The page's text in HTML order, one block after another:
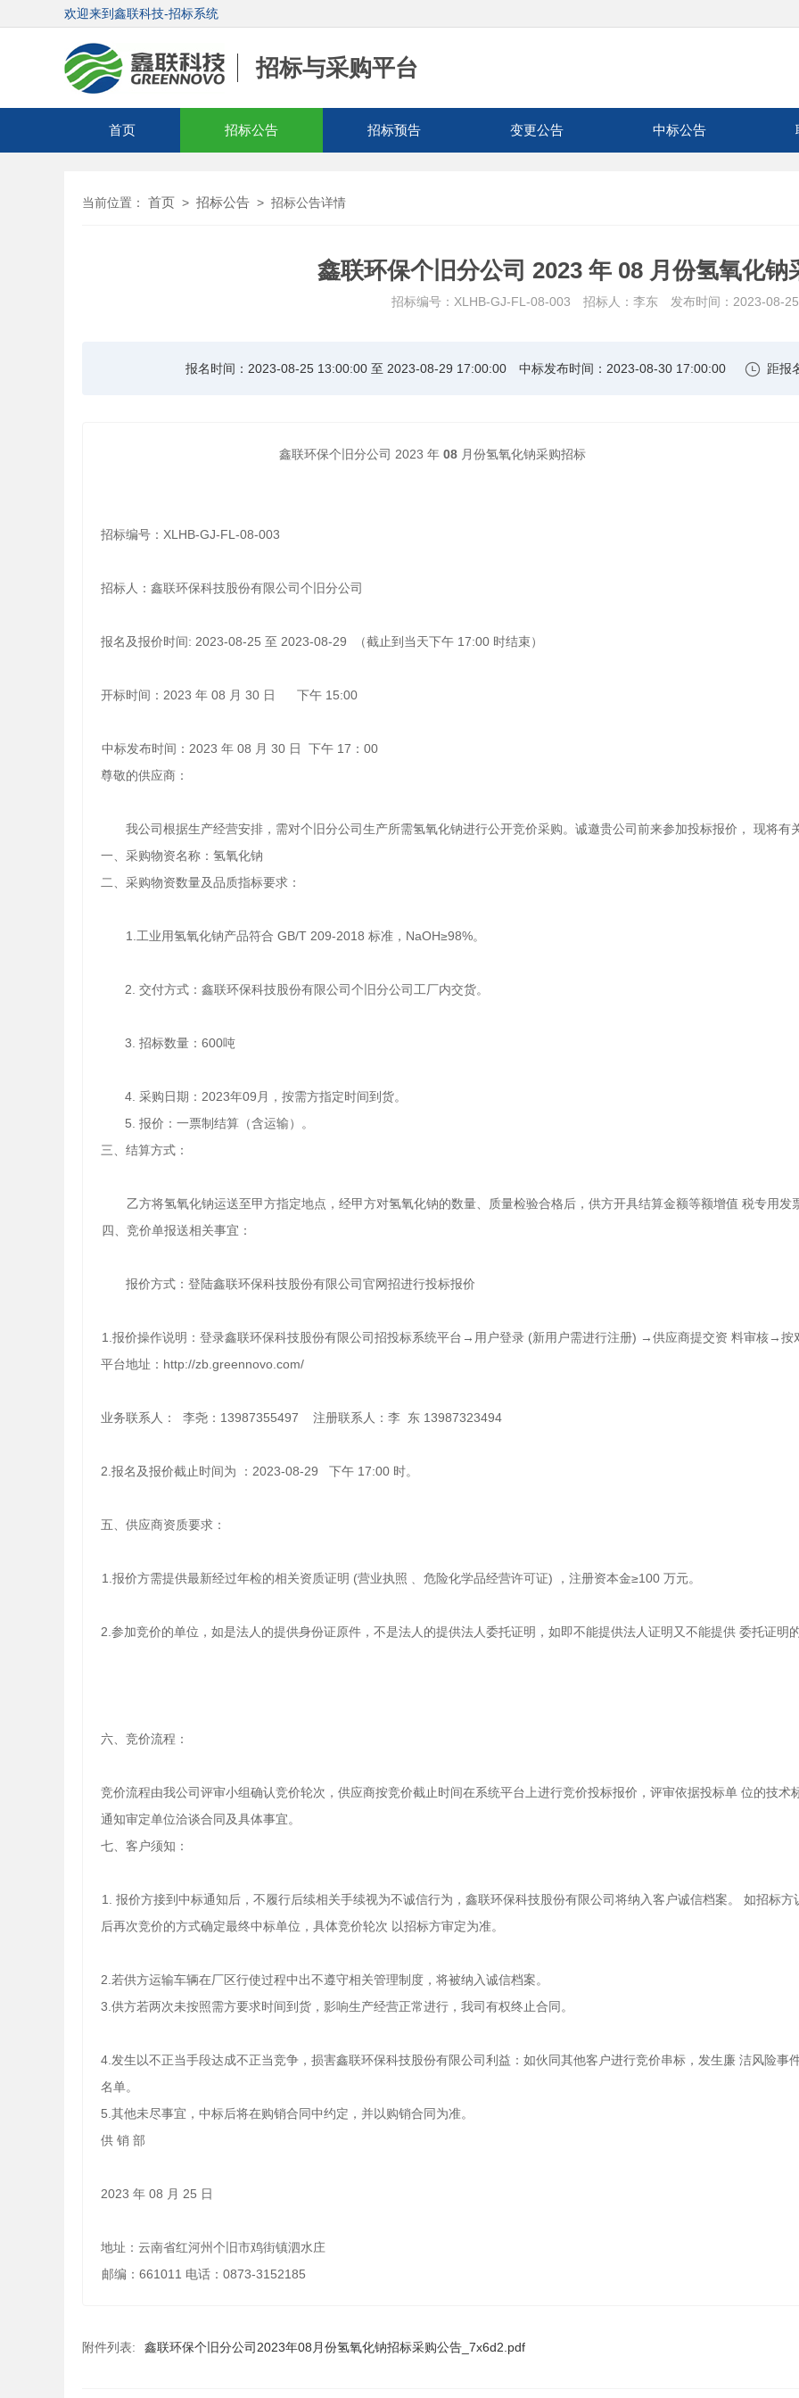
欢迎来到鑫联科技-招标系统
招标与采购平台
首页 招标公告 招标预告 变更公告 中标公告
当前位置： 首页 > 招标公告 > 招标公告详情
鑫联环保个旧分公司 2023 年 08 月份氢氧化钠
招标编号：XLHB-GJ-FL-08-003 招标人：李东 发布时间：2023-08-25
报名时间：2023-08-25 13:00:00 至 2023-08-29 17:00:00 中标发布时间：2023-08-30 17:00:00 距报
鑫联环保个旧分公司 2023 年 08 月份氢氧化钠采购招标
招标编号：XLHB-GJ-FL-08-003
招标人：鑫联环保科技股份有限公司个旧分公司
报名及报价时间: 2023-08-25 至 2023-08-29 （截止到当天下午 17:00 时结束）
开标时间： 2023 年 08 月 30 日 下午 15:00
中标发布时间： 2023 年 08 月 30 日 下午 17 ：00
尊敬的供应商：
我公司根据生产经营安排，需对个旧分公司生产所需氢氧化钠进行公开竞价采购。诚邀贵公司前来参加投标报价， 现将有
一、采购物资名称：氢氧化钠
二
、采购物资数量及品质指标要求：
1.工业用氢氧化钠产品符合 GB/T 209-2018 标准，NaOH≥98%。
2. 交付方式：鑫联环保科技股份有限公司个旧分公司工厂内交货。
3.招标数量：600吨
4.采购日期： 2023年09月，按需方指定时间到货。
5.报价：一票制结算（含运输）。
三、结算方式：
乙方将氢氧化钠运送至甲方指定地点，经甲方对氢氧化钠的数量、质量检验合格后，供方开具结算金额等额增值 税专用发
四、竞价单报送相关事宜：
报价方式：登陆鑫联环保科技股份有限公司官网招进行投标报价
1.报价操作说明：登录鑫联环保科技股份有限公司招投标系统平台→用户登录 (新用户需进行注册) →供应商提交资料审核→按
平台地址：http://zb.greennovo.com/
业务联系人： 李尧： 13987355497 注册联系人：李 东 13987323494
2.报名及报价截止时间为 ：2023-08-29 下午 17:00 时。
五、供应商资质要求：
1.报价方需提供最新经过年检的相关资质证明 (营业执照﹑ 危险化学品经营许可证) ，注册资本金≥100 万元。
2.参加竞价的单位，如是法人的提供身份证原件，不是法人的提供法人委托证明，如即不能提供法人证明又不能提供 委托证明
六、竞价流程：
竞价流程由我公司评审小组确认竞价轮次，供应商按竞价截止时间在系统平台上进行竞价投标报价，评审依据投标单 位的技术
通知审定单位洽谈合同及具体事宜。
七、客户须知：
1. 报价方接到中标通知后，不履行后续相关手续视为不诚信行为，鑫联环保科技股份有限公司将纳入客户诚信档案。 如招标
后再次竞价的方式确定最终中标单位，具体竞价轮次 以招标方审定为准。
2.若供方运输车辆在厂区行使过程中出不遵守相关管理制度，将被纳入诚信档案。
3.供方若两次未按照需方要求时间到货，影响生产经营正常进行，我司有权终止合同。
4.发生以不正当手段达成不正当竞争，损害鑫联环保科技股份有限公司利益：如伙同其他客户进行竞价串标，发生廉 洁风险事
名单。
5.其他未尽事宜，中标后将在购销合同中约定，并以购销合同为准。
供 销 部
2023年 08 月 25 日
地址：云南省红河州个旧市鸡街镇泗水庄
邮编 ：661011 电话：0873-3152185
附件列表: 鑫联环保个旧分公司2023年08月份氢氧化钠招标采购公告_7x6d2.pdf